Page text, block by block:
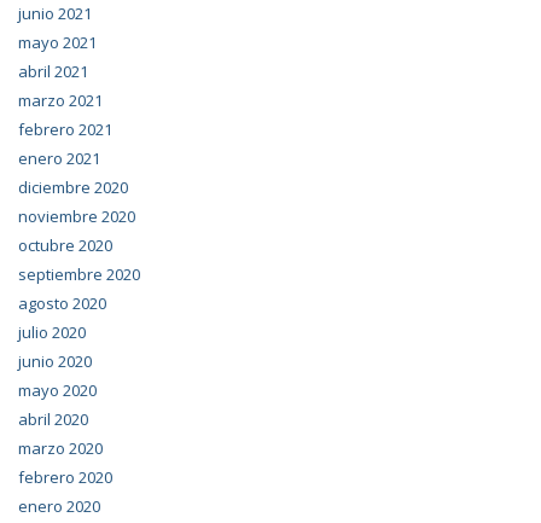
junio 2021
mayo 2021
abril 2021
marzo 2021
febrero 2021
enero 2021
diciembre 2020
noviembre 2020
octubre 2020
septiembre 2020
agosto 2020
julio 2020
junio 2020
mayo 2020
abril 2020
marzo 2020
febrero 2020
enero 2020